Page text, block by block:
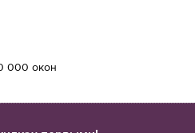
000 окон